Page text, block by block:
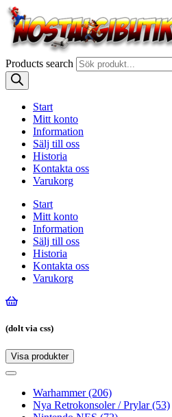
Products search
Start
Mitt konto
Information
Sälj till oss
Historia
Kontakta oss
Varukorg
Start
Mitt konto
Information
Sälj till oss
Historia
Kontakta oss
Varukorg
(dolt via css)
Visa produkter
Toggle
Toggle
navigationWarhammer(206)
Nya Retrokonsoler / Prylar(53)